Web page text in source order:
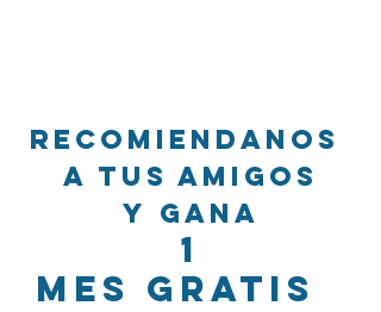
recomiendAnos
a Tus amigos
y GANA
1
mes GRATIS